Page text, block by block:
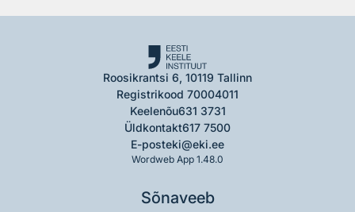
Roosikrantsi 6, 10119 Tallinn
Registrikood 70004011
Keelenõu631 3731
Üldkontakt617 7500
E-posteki@eki.ee
Wordweb App 1.48.0
Sõnaveeb